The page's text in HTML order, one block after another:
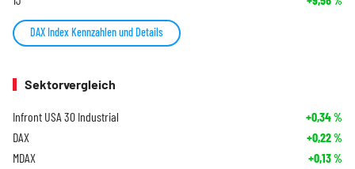
DAX Index Kennzahlen und Details
Sektorvergleich
Infront USA 30 Industrial +0,34%
DAX +0,22%
MDAX +0,13%